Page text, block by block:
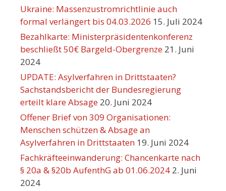
Ukraine: Massenzustromrichtlinie auch
formal verlängert bis 04.03.2026 15. Juli 2024
Bezahlkarte: Ministerpräsidentenkonferenz
beschließt 50€ Bargeld-Obergrenze 21. Juni
2024
UPDATE: Asylverfahren in Drittstaaten?
Sachstandsbericht der Bundesregierung
erteilt klare Absage 20. Juni 2024
Offener Brief von 309 Organisationen:
Menschen schützen & Absage an
Asylverfahren in Drittstaaten 19. Juni 2024
Fachkräfteeinwanderung: Chancenkarte nach
§ 20a & §20b AufenthG ab 01.06.2024 2. Juni
2024